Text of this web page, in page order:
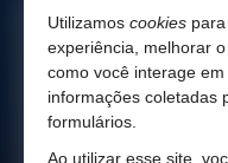
Utilizamos cookies
experiência, melhorar
como você interage
informações coletadas
formulários.
Ao utilizar esse site,